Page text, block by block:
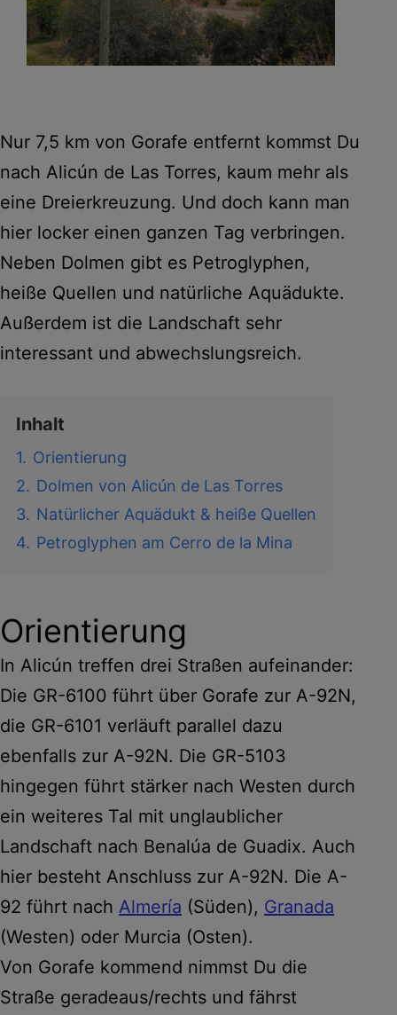
Nur 7,5 km von Gorafe entfernt kommst Du
nach Alicún de Las Torres, kaum mehr als
eine Dreierkreuzung. Und doch kann man
hier locker einen ganzen Tag verbringen.
Neben Dolmen gibt es Petroglyphen,
heiße Quellen und natürliche Aquädukte.
Außerdem ist die Landschaft sehr
interessant und abwechslungsreich.
Inhalt
1. Orientierung
2. Dolmen von Alicún de Las Torres
3. Natürlicher Aquädukt & heiße Quellen
4. Petroglyphen am Cerro de la Mina
Orientierung
In Alicún treffen drei Straßen aufeinander:
Die GR-6100 führt über Gorafe zur A-92N,
die GR-6101 verläuft parallel dazu
ebenfalls zur A-92N. Die GR-5103
hingegen führt stärker nach Westen durch
ein weiteres Tal mit unglaublicher
Landschaft nach Benalúa de Guadix. Auch
hier besteht Anschluss zur A-92N. Die A-
92 führt nach Almería (Süden), Granada
(Westen) oder Murcia (Osten).
Von Gorafe kommend nimmst Du die
Straße geradeaus/rechts und fährst